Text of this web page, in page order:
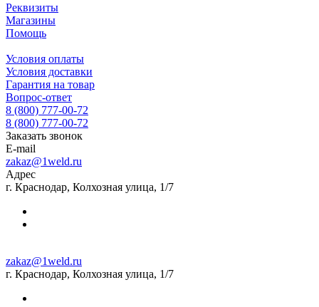
Реквизиты
Магазины
Помощь
Условия оплаты
Условия доставки
Гарантия на товар
Вопрос-ответ
8 (800) 777-00-72
8 (800) 777-00-72
Заказать звонок
E-mail
zakaz@1weld.ru
Адрес
г. Краснодар, Колхозная улица, 1/7
zakaz@1weld.ru
г. Краснодар, Колхозная улица, 1/7